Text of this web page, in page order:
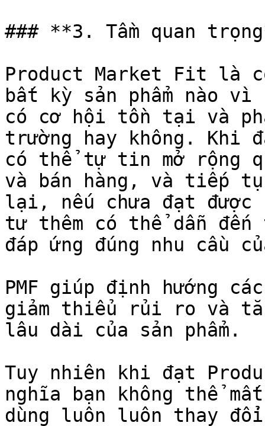
### **3. Tầm quan
Product Market Fit là
bất kỳ sản phẩm nào
có cơ hội tồn tại và
trường hay không. Khi
có thể tự tin mở rộng
và bán hàng, và tiếp
lại, nếu chưa đạt được
tư thêm có thể dẫn
đáp ứng đúng nhu cầu
PMF giúp định hướng
giảm thiểu rủi ro và
lâu dài của sản phẩm.
Tuy nhiên khi đạt
nghĩa bạn không thể
dùng luôn luôn thay